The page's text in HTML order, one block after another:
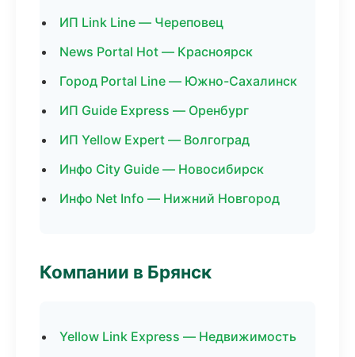
ИП Link Line — Череповец
News Portal Hot — Красноярск
Город Portal Line — Южно-Сахалинск
ИП Guide Express — Оренбург
ИП Yellow Expert — Волгоград
Инфо City Guide — Новосибирск
Инфо Net Info — Нижний Новгород
Компании в Брянск
Yellow Link Express — Недвижимость